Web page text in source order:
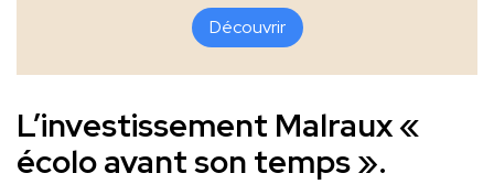
Découvrir
L’investissement Malraux «
écolo avant son temps ».